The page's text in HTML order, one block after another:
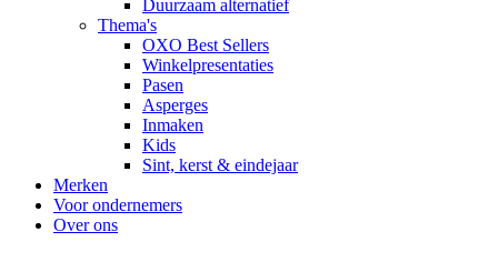
Duurzaam alternatief
Thema's
OXO Best Sellers
Winkelpresentaties
Pasen
Asperges
Inmaken
Kids
Sint, kerst & eindejaar
Merken
Voor ondernemers
Over ons